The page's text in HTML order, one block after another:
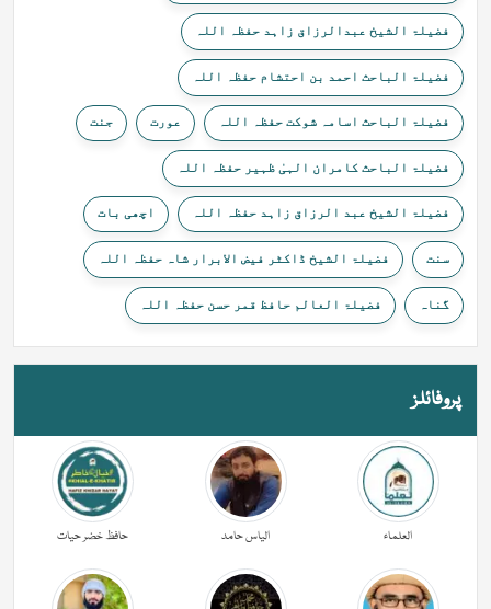
فضیلۃ الشیخ عبدالرزاق زاہد حفظہ اللہ
فضیلۃ الباحث احمد بن احتشام حفظہ اللہ
فضیلۃ الباحث اسامہ شوکت حفظہ اللہ عورت جنت
فضیلۃ الباحث کامران الہیٰ ظہیر حفظہ اللہ
فضیلۃ الشیخ عبد الرزاق زاہد حفظہ اللہ اچھی بات
سنت فضیلۃ الشیخ ڈاکٹر فیض الابرار شاہ حفظہ اللہ
گناہ فضیلۃ العالم حافظ قمر حسن حفظہ اللہ
پروفائلز
العلماء الیاس حامد حافظ خضر حیات